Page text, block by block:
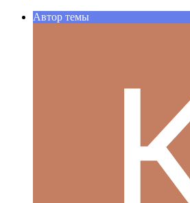
Автор темы